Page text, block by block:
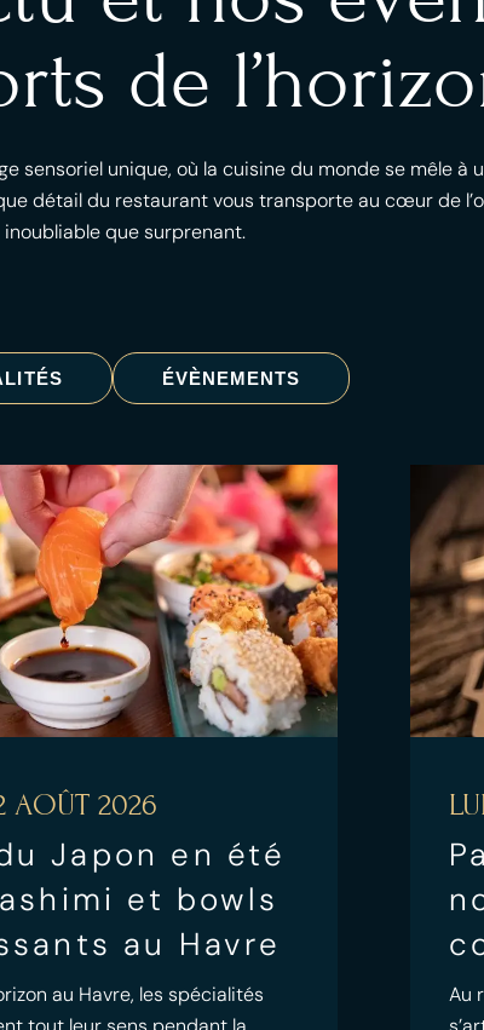
de
sensoriel unique, où la cuisine du monde se mêle
détail du restaurant vous transporte au cœur de
que surprenant.
ÉVÈNEMENTS
AOÛT 2026
Japon en été
et bowls
au Havre
au Havre, les spécialités
Au